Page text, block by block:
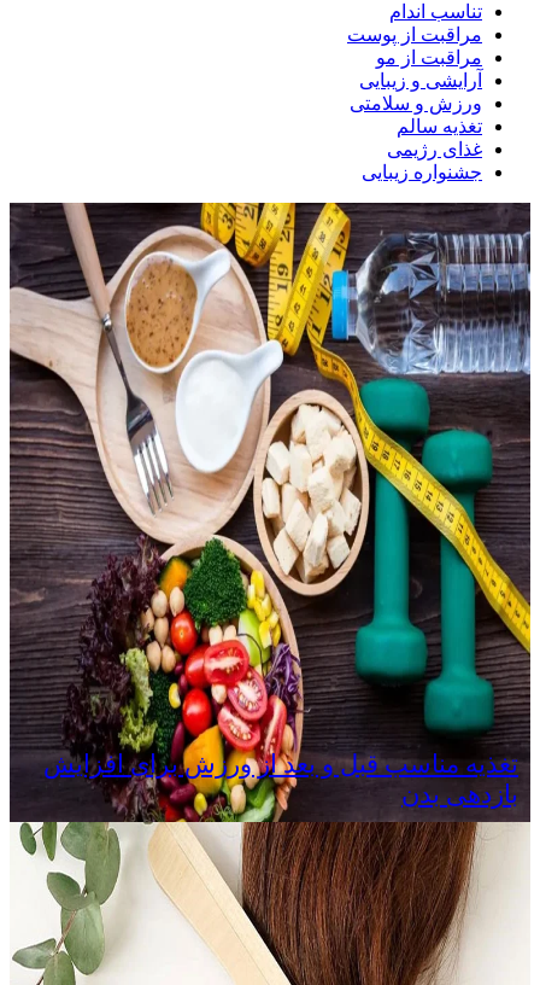
تناسب اندام
مراقبت از پوست
مراقبت از مو
آرایشی و زیبایی
ورزش و سلامتی
تغذیه سالم
غذای رژیمی
جشنواره زیبایی
تغذیه مناسب قبل و بعد از ورزش برای افزایش
بازدهی بدن